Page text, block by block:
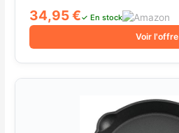
34,95 €✓ En stock
Voir l'offre